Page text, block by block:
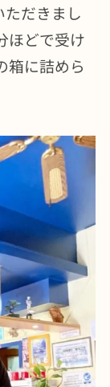
ただきまし
ほどで受け
箱に詰めら